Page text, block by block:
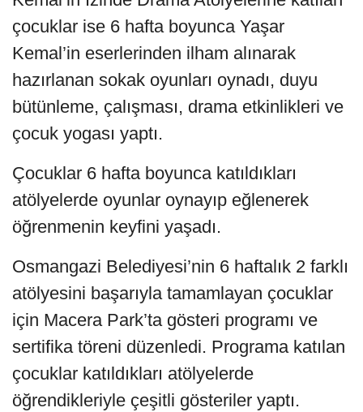
çocuklar ise 6 hafta boyunca Yaşar
Kemal’in eserlerinden ilham alınarak
hazırlanan sokak oyunları oynadı, duyu
bütünleme, çalışması, drama etkinlikleri ve
çocuk yogası yaptı.
Çocuklar 6 hafta boyunca katıldıkları
atölyelerde oyunlar oynayıp eğlenerek
öğrenmenin keyfini yaşadı.
Osmangazi Belediyesi’nin 6 haftalık 2 farklı
atölyesini başarıyla tamamlayan çocuklar
için Macera Park’ta gösteri programı ve
sertifika töreni düzenledi. Programa katılan
çocuklar katıldıkları atölyelerde
öğrendikleriyle çeşitli gösteriler yaptı.